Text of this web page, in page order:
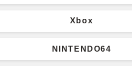
Xbox
NINTENDO64